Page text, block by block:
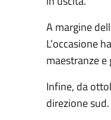
A margine
L’occasione
maestranze
Infine, da
direzione sud.